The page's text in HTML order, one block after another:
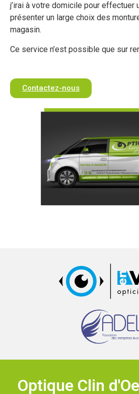
j’irai à votre domicile pour effectuer
présenter un large choix des
magasin.
Ce service n’est possible que sur
Contactez-nous
Optique Clin